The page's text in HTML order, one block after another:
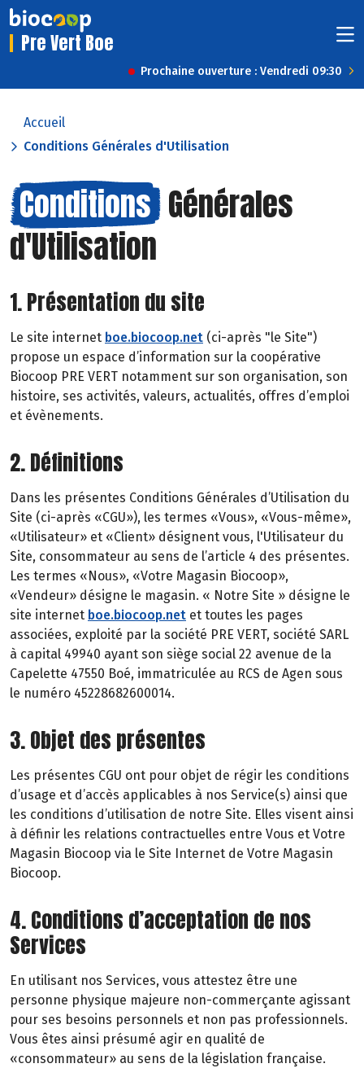
Pre Vert Boe
Prochaine ouverture : Vendredi 09:30
Accueil
Conditions Générales d'Utilisation
Conditions Générales
d'Utilisation
1. Présentation du site
Le site internet boe.biocoop.net (ci-après "le Site")
propose un espace d’information sur la coopérative
Biocoop PRE VERT notamment sur son organisation, son
histoire, ses activités, valeurs, actualités, offres d’emploi
et évènements.
2. Définitions
Dans les présentes Conditions Générales d’Utilisation du
Site (ci-après «CGU»), les termes «Vous», «Vous-même»,
«Utilisateur» et «Client» désignent vous, l'Utilisateur du
Site, consommateur au sens de l’article 4 des présentes.
Les termes «Nous», «Votre Magasin Biocoop»,
«Vendeur» désigne le magasin. « Notre Site » désigne le
site internet boe.biocoop.net et toutes les pages
associées, exploité par la société PRE VERT, société SARL
à capital 49940 ayant son siège social 22 avenue de la
Capelette 47550 Boé, immatriculée au RCS de Agen sous
le numéro 45228682600014.
3. Objet des présentes
Les présentes CGU ont pour objet de régir les conditions
d’usage et d’accès applicables à nos Service(s) ainsi que
les conditions d’utilisation de notre Site. Elles visent ainsi
à définir les relations contractuelles entre Vous et Votre
Magasin Biocoop via le Site Internet de Votre Magasin
Biocoop.
4. Conditions d’acceptation de nos
Services
En utilisant nos Services, vous attestez être une
personne physique majeure non-commerçante agissant
pour ses besoins personnels et non pas professionnels.
Vous êtes ainsi présumé agir en qualité de
«consommateur» au sens de la législation française.